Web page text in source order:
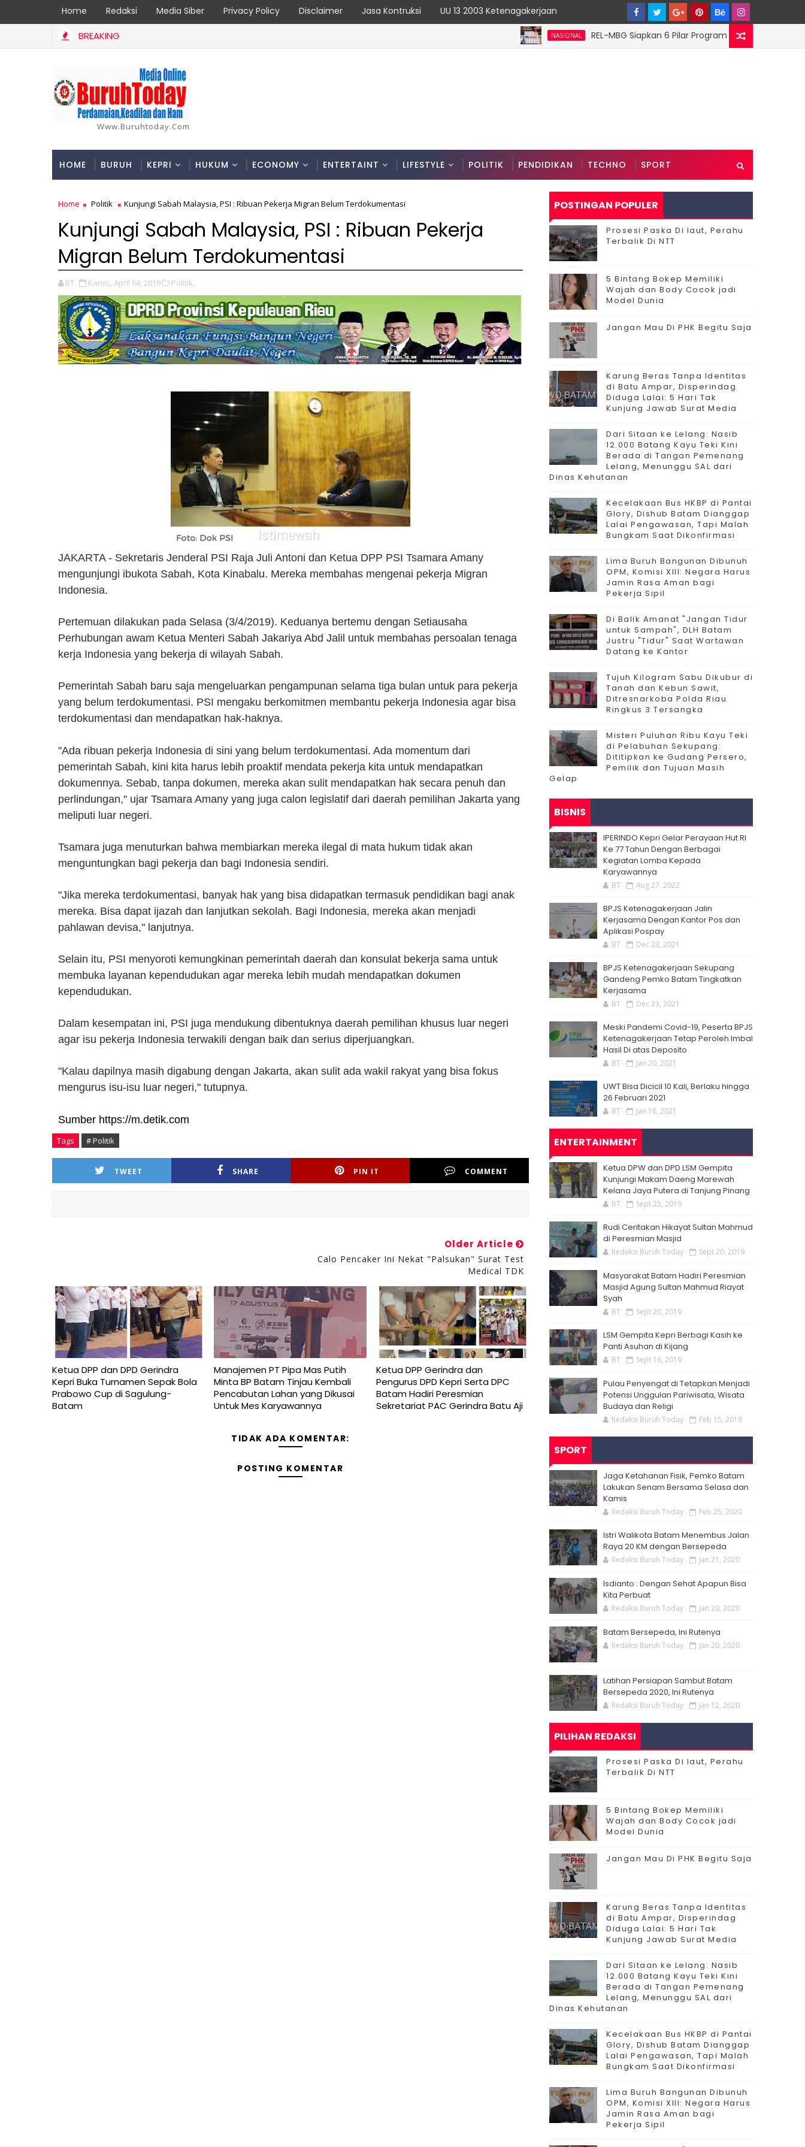
Home Redaksi Media Siber Privacy Policy Disclaimer Jasa Kontruksi UU 13 2003 Ketenagakerjaan
BREAKING NASIONAL
‎REL-MBG Siapkan 6 Pilar Program Kerja, Perkuat
Www.buruhtoday.com
HOME BURUH KEPRI HUKUM ECONOMY ENTERTAINT LIFESTYLE POLITIK PENDIDIKAN TECHNO SPORT
Home Politik Kunjungi Sabah Malaysia, PSI : Ribuan Pekerja Migran Belum Terdokumentasi
Kunjungi Sabah Malaysia, PSI : Ribuan Pekerja
Migran Belum Terdokumentasi
BT Kamis, April 04, 2019 Politik,
JAKARTA - Sekretaris Jenderal PSI Raja Juli Antoni dan Ketua DPP PSI Tsamara Amany
mengunjungi ibukota Sabah, Kota Kinabalu. Mereka membahas mengenai pekerja Migran
Indonesia.
Pertemuan dilakukan pada Selasa (3/4/2019). Keduanya bertemu dengan Setiausaha
Perhubungan awam Ketua Menteri Sabah Jakariya Abd Jalil untuk membahas persoalan tenaga
kerja Indonesia yang bekerja di wilayah Sabah.
Pemerintah Sabah baru saja mengeluarkan pengampunan selama tiga bulan untuk para pekerja
yang belum terdokumentasi. PSI mengaku berkomitmen membantu pekerja Indonesia agar bisa
terdokumentasi dan mendapatkan hak-haknya.
"Ada ribuan pekerja Indonesia di sini yang belum terdokumentasi. Ada momentum dari
pemerintah Sabah, kini kita harus lebih proaktif mendata pekerja kita untuk mendapatkan
dokumennya. Sebab, tanpa dokumen, mereka akan sulit mendapatkan hak secara penuh dan
perlindungan," ujar Tsamara Amany yang juga calon legislatif dari daerah pemilihan Jakarta yang
meliputi luar negeri.
Tsamara juga menuturkan bahwa membiarkan mereka ilegal di mata hukum tidak akan
menguntungkan bagi pekerja dan bagi Indonesia sendiri.
"Jika mereka terdokumentasi, banyak hak yang bisa didapatkan termasuk pendidikan bagi anak
mereka. Bisa dapat ijazah dan lanjutkan sekolah. Bagi Indonesia, mereka akan menjadi
pahlawan devisa," lanjutnya.
Selain itu, PSI menyoroti kemungkinan pemerintah daerah dan konsulat bekerja sama untuk
membuka layanan kependudukan agar mereka lebih mudah mendapatkan dokumen
kependudukan.
Dalam kesempatan ini, PSI juga mendukung dibentuknya daerah pemilihan khusus luar negeri
agar isu pekerja Indonesia terwakili dengan baik dan serius diperjuangkan.
"Kalau dapilnya masih digabung dengan Jakarta, akan sulit ada wakil rakyat yang bisa fokus
mengurus isu-isu luar negeri," tutupnya.
Sumber https://m.detik.com
Tags # Politik
TWEET SHARE PIN IT COMMENT
Older Article
Calo Pencaker Ini Nekat "Palsukan" Surat Test
Medical TDK
Ketua DPP dan DPD Gerindra
Kepri Buka Turnamen Sepak Bola
Prabowo Cup di Sagulung-
Batam
Manajemen PT Pipa Mas Putih
Minta BP Batam Tinjau Kembali
Pencabutan Lahan yang Dikusai
Untuk Mes Karyawannya
Ketua DPP Gerindra dan
Pengurus DPD Kepri Serta DPC
Batam Hadiri Peresmian
Sekretariat PAC Gerindra Batu Aji
TIDAK ADA KOMENTAR:
POSTING KOMENTAR
POSTINGAN POPULER
Prosesi Paska Di laut, Perahu
Terbalik Di NTT
5 Bintang Bokep Memiliki
Wajah dan Body Cocok jadi
Model Dunia
Jangan Mau Di PHK Begitu Saja
Karung Beras Tanpa Identitas
di Batu Ampar, Disperindag
Diduga Lalai: 5 Hari Tak
Kunjung Jawab Surat Media
Dari Sitaan ke Lelang: Nasib
12.000 Batang Kayu Teki Kini
Berada di Tangan Pemenang
Lelang, Menunggu SAL dari
Dinas Kehutanan
Kecelakaan Bus HKBP di Pantai
Glory, Dishub Batam Dianggap
Lalai Pengawasan, Tapi Malah
Bungkam Saat Dikonfirmasi
Lima Buruh Bangunan Dibunuh
OPM, Komisi XIII: Negara Harus
Jamin Rasa Aman bagi
Pekerja Sipil
Di Balik Amanat "Jangan Tidur
untuk Sampah", DLH Batam
Justru "Tidur" Saat Wartawan
Datang ke Kantor
Tujuh Kilogram Sabu Dikubur di
Tanah dan Kebun Sawit,
Ditresnarkoba Polda Riau
Ringkus 3 Tersangka
Misteri Puluhan Ribu Kayu Teki
di Pelabuhan Sekupang:
Dititipkan ke Gudang Persero,
Pemilik dan Tujuan Masih
Gelap
BISNIS
IPERINDO Kepri Gelar Perayaan Hut RI
Ke 77 Tahun Dengan Berbagai
Kegiatan Lomba Kepada
Karyawannya
BT Aug 27, 2022
BPJS Ketenagakerjaan Jalin
Kerjasama Dengan Kantor Pos dan
Aplikasi Pospay
BT Dec 23, 2021
BPJS Ketenagakerjaan Sekupang
Gandeng Pemko Batam Tingkatkan
Kerjasama
BT Dec 23, 2021
Meski Pandemi Covid-19, Peserta BPJS
Ketenagakerjaan Tetap Peroleh Imbal
Hasil Di atas Deposito
BT Jan 20, 2021
UWT Bisa Dicicil 10 Kali, Berlaku hingga
26 Februari 2021
BT Jan 16, 2021
ENTERTAINMENT
Ketua DPW dan DPD LSM Gempita
Kunjungi Makam Daeng Marewah
Kelana Jaya Putera di Tanjung Pinang
BT Sept 23, 2019
Rudi Ceritakan Hikayat Sultan Mahmud
di Peresmian Masjid
Redaksi Buruh Today Sept 20, 2019
Masyarakat Batam Hadiri Peresmian
Masjid Agung Sultan Mahmud Riayat
Syah
BT Sept 20, 2019
LSM Gempita Kepri Berbagi Kasih ke
Panti Asuhan di Kijang
BT Sept 16, 2019
Pulau Penyengat di Tetapkan Menjadi
Potensi Unggulan Pariwisata, Wisata
Budaya dan Religi
Redaksi Buruh Today Feb 15, 2019
SPORT
Jaga Ketahanan Fisik, Pemko Batam
Lakukan Senam Bersama Selasa dan
Kamis
Redaksi Buruh Today Feb 25, 2020
Istri Walikota Batam Menembus Jalan
Raya 20 KM dengan Bersepeda
Redaksi Buruh Today Jan 21, 2020
Isdianto : Dengan Sehat Apapun Bisa
Kita Perbuat
Redaksi Buruh Today Jan 20, 2020
Batam Bersepeda, Ini Rutenya
Redaksi Buruh Today Jan 20, 2020
Latihan Persiapan Sambut Batam
Bersepeda 2020, Ini Rutenya
Redaksi Buruh Today Jan 12, 2020
PILIHAN REDAKSI
Prosesi Paska Di laut, Perahu
Terbalik Di NTT
5 Bintang Bokep Memiliki
Wajah dan Body Cocok jadi
Model Dunia
Jangan Mau Di PHK Begitu Saja
Karung Beras Tanpa Identitas
di Batu Ampar, Disperindag
Diduga Lalai: 5 Hari Tak
Kunjung Jawab Surat Media
Dari Sitaan ke Lelang: Nasib
12.000 Batang Kayu Teki Kini
Berada di Tangan Pemenang
Lelang, Menunggu SAL dari
Dinas Kehutanan
Kecelakaan Bus HKBP di Pantai
Glory, Dishub Batam Dianggap
Lalai Pengawasan, Tapi Malah
Bungkam Saat Dikonfirmasi
Lima Buruh Bangunan Dibunuh
OPM, Komisi XIII: Negara Harus
Jamin Rasa Aman bagi
Pekerja Sipil